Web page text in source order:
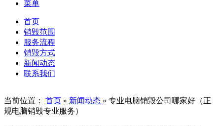
菜单
首页
销毁范围
服务流程
销毁方式
新闻动态
联系我们
当前位置： 首页 » 新闻动态 » 专业电脑销毁公司哪家好（正
规电脑销毁专业服务）